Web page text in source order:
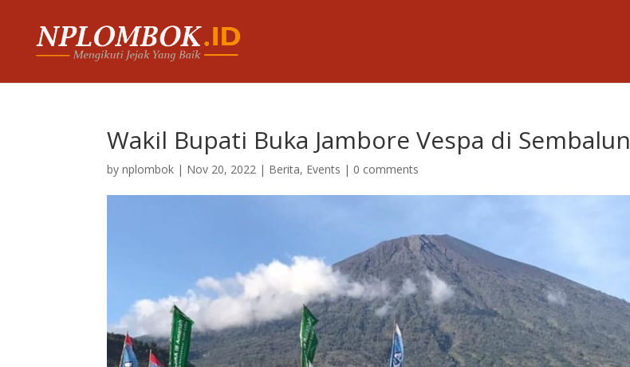
Wakil Bupati Buka Jambore Vespa di Sembalun
bynplombok | Nov 20, 2022 | Berita, Events | 0 comments